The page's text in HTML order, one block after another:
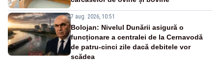
7 aug. 2026, 10:51
Bolojan: Nivelul Dunării asigură o
funcționare a centralei de la Cernavodă
de patru-cinci zile dacă debitele vor
scădea